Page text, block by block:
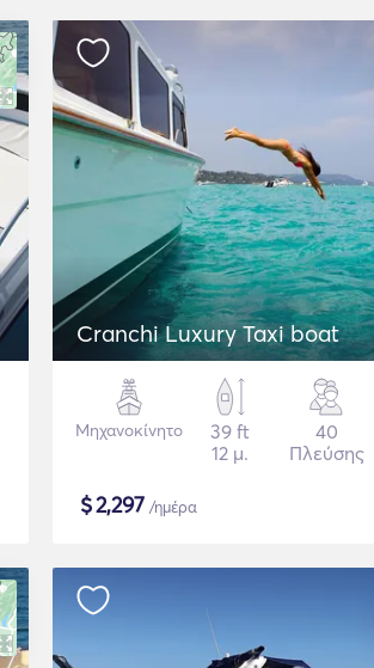
Cranchi Luxury Taxi boat
Μηχανοκίνητο
39 ft
12 μ.
40
Πλεύσης
$2,297 /ημέρα